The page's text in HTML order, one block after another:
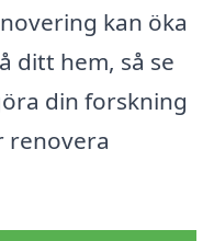
kan öka
ditt hem, så se
din forskning
renovera